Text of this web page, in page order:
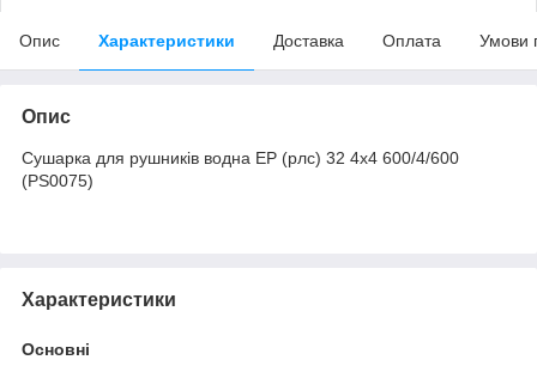
Опис Характеристики Доставка Оплата Умови
Опис
Сушарка для рушників водна EP (рлс) 32 4х4 600/4/600
(PS0075)
Характеристики
Основні